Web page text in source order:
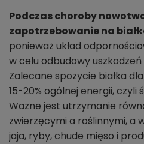
Podczas choroby
zapotrzebowanie na
ponieważ układ
w celu odbudowy
Zalecane spożycie białka
15-20% ogólnej energii, czyli
Ważne jest utrzymanie
zwierzęcymi a roślinnymi, a
jaja, ryby, chude mięso i